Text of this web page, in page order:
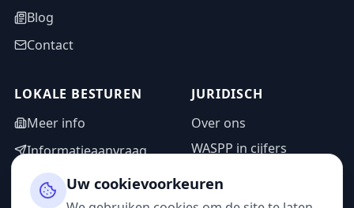
Blog
Contact
LOKALE BESTUREN
Meer info
Informatieaanvraag
Adminzone
JURIDISCH
Over ons
WASPP in cijfers
Privacybeleid
Uw cookievoorkeuren